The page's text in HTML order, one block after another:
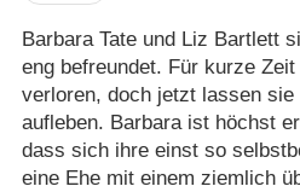
Barbara Tate und Liz Bartlett
eng befreundet. Für kurze
verloren, doch jetzt lassen
aufleben. Barbara ist höchst
dass sich ihre einst so
eine Ehe mit einem ziemlich